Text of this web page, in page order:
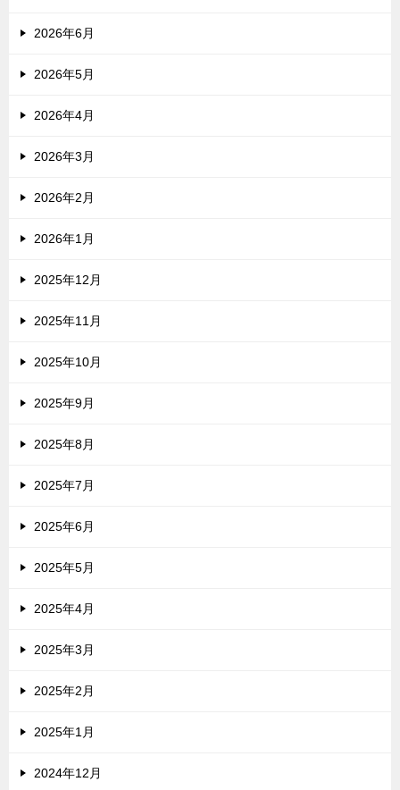
2026年6月
2026年5月
2026年4月
2026年3月
2026年2月
2026年1月
2025年12月
2025年11月
2025年10月
2025年9月
2025年8月
2025年7月
2025年6月
2025年5月
2025年4月
2025年3月
2025年2月
2025年1月
2024年12月